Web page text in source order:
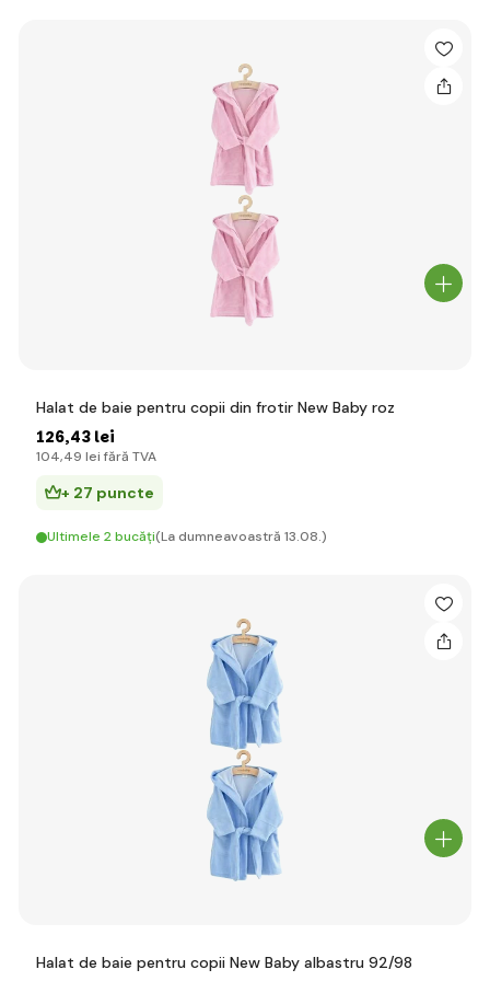
Halat de baie pentru copii din frotir New Baby roz
126,43 lei
104,49 lei fără TVA
+ 27 puncte
Ultimele 2 bucăți(La dumneavoastră 13.08.)
Halat de baie pentru copii New Baby albastru 92/98